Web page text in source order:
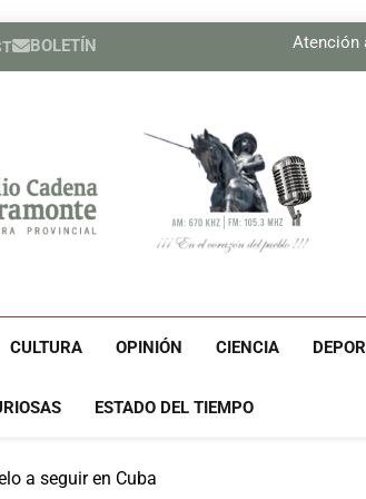
BOLETÍN
Atención
Cadena
CULTURA OPINIÓN CIENCIA
ESTADO DEL TIEMPO
a seguir en Cuba